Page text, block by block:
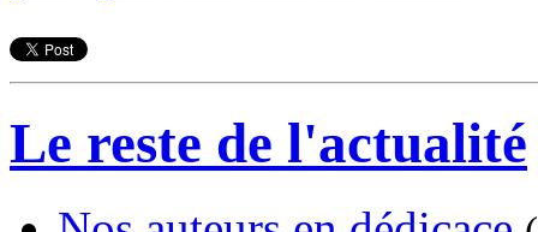
Le reste de l'actualité